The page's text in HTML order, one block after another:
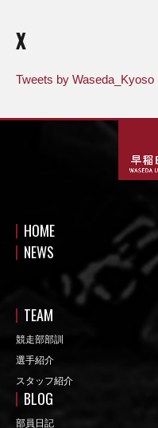
X
Tweets by Waseda_Kyoso
HOME
NEWS
TEAM
競走部部訓
選手紹介
スタッフ紹介
BLOG
部員日記